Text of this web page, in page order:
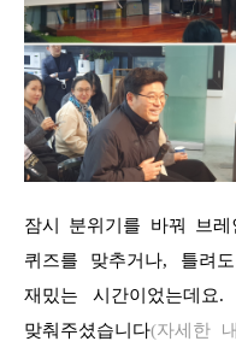
잠시 분위기를 바꿔 브
퀴즈를 맞추거나, 틀려
재밌는 시간이었는데
맞춰주셨습니다(자세한